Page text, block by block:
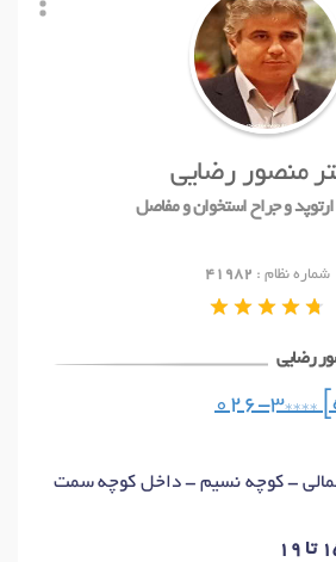
منصور رضایی
ارتوپد و جراح استخوان و مفاصل
شماره نظام : 41982
رضایی
شمالی - کوچه نسیم - داخل کوچه سمت